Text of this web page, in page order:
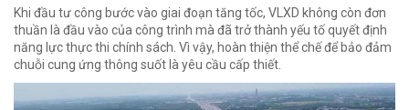
Khi đầu tư công bước vào giai đoạn tăng tốc, VLXD không còn đơn
thuần là đầu vào của công trình mà đã trở thành yếu tố quyết định
năng lực thực thi chính sách. Vì vậy, hoàn thiện thể chế để bảo đảm
chuỗi cung ứng thông suốt là yêu cầu cấp thiết.